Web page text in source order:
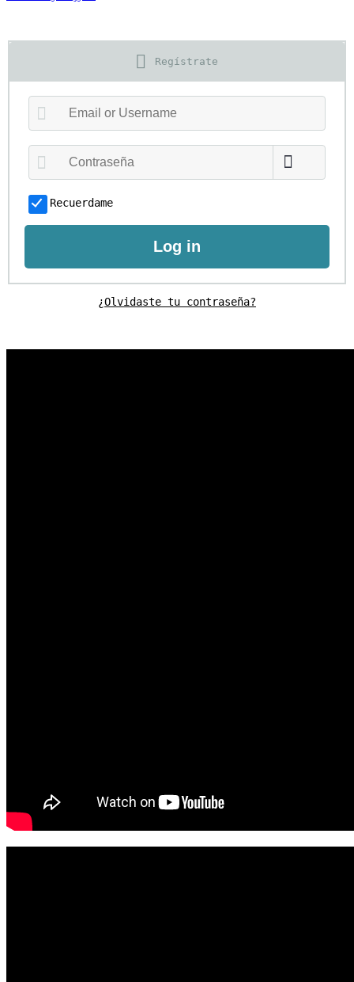
Regístrate
Recuerdame
Log in
¿Olvidaste tu contraseña?